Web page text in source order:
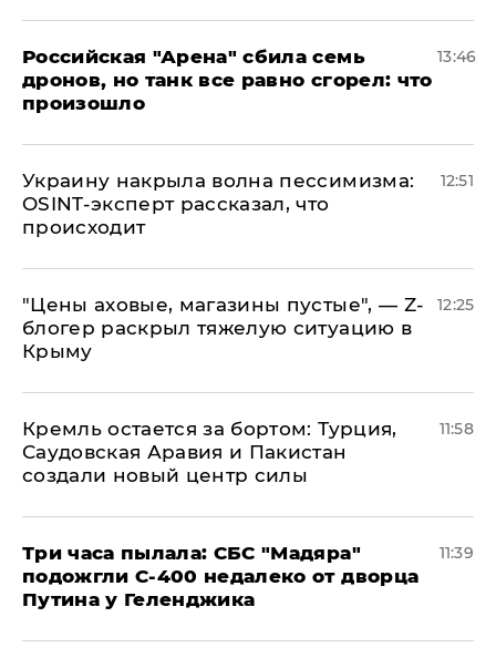
​Российская "Арена" сбила семь
дронов, но танк все равно сгорел: что
произошло
13:46
​Украину накрыла волна пессимизма:
OSINT-эксперт рассказал, что
происходит
12:51
​"Цены аховые, магазины пустые", — Z-
блогер раскрыл тяжелую ситуацию в
Крыму
12:25
​Кремль остается за бортом: Турция,
Саудовская Аравия и Пакистан
создали новый центр силы
11:58
Три часа пылала: СБС "Мадяра"
подожгли С-400 недалеко от дворца
Путина у Геленджика
11:39